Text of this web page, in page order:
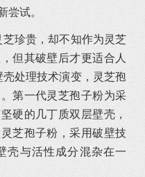
尝试。
珍贵，却不知作为灵芝
但其破壁后才更适合人
处理技术演变，灵芝孢
第一代灵芝孢子粉为采
硬的几丁质双层壁壳，
芝孢子粉，采用破壁技
壳与活性成分混杂在一